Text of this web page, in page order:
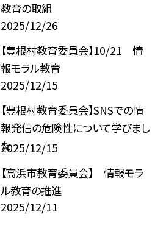
教育の取組
2025/12/26
【豊根村教育委員会】10/21 情
報モラル教育
2025/12/15
【豊根村教育委員会】SNSでの情
報発信の危険性について学びまし
た
2025/12/15
【高浜市教育委員会】 情報モラ
ル教育の推進
2025/12/11